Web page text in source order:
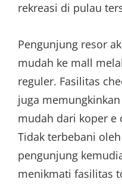
rekreasi di pulau
Pengunjung resor
mudah ke mall
reguler. Fasilitas
juga
mudah dari koper e
Tidak terbebani
pengunjung
menikmati fasilitas